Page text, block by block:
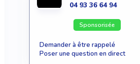
04 93 36 64 94
Sponsorisée
Demander à être rappelé
Poser une question en direct